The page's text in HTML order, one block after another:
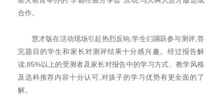
合作。
慧才版在活动现场引起热烈反响,学生们踊跃参与测评,答
完题目的学生和家长对测评结果十分感兴趣。经过报告解
读,85%以上的受测者及家长对报告中的学习方式、教学风格
及选科推荐内容十分认可,对孩子的学习优势有更全面的了
解。